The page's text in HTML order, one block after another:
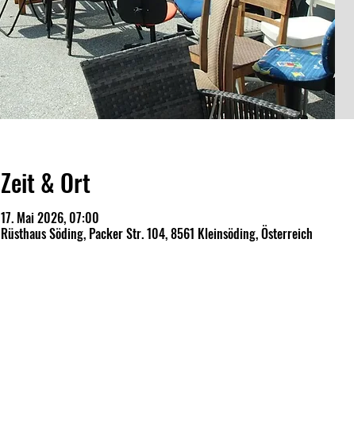
Zeit & Ort
17. Mai 2026, 07:00
Rüsthaus Söding, Packer Str. 104, 8561 Kleinsöding, Österreich